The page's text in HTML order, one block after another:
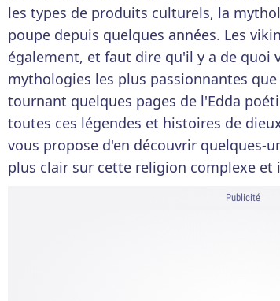
les types de produits culturels, la
poupe depuis quelques années. Les
également, et faut dire qu'il y a de quoi
mythologies les plus passionnantes
tournant quelques pages de l'Edda
toutes ces légendes et histoires de
vous propose d'en découvrir quelques-
plus clair sur cette religion complexe et
Publicité